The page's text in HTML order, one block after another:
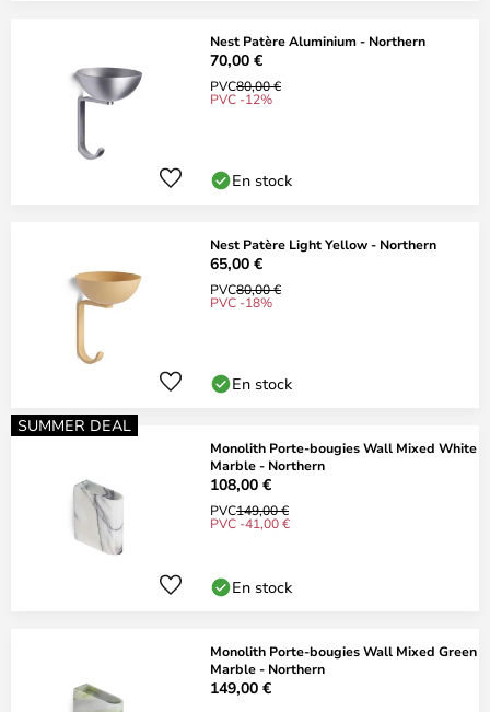
Nest Patère Aluminium - Northern
70,00 €
PVC80,00 €
PVC -12%
En stock
Nest Patère Light Yellow - Northern
65,00 €
PVC80,00 €
PVC -18%
En stock
SUMMER DEAL
Monolith Porte-bougies Wall Mixed White
Marble - Northern
108,00 €
PVC149,00 €
PVC -41,00 €
En stock
Monolith Porte-bougies Wall Mixed Green
Marble - Northern
149,00 €